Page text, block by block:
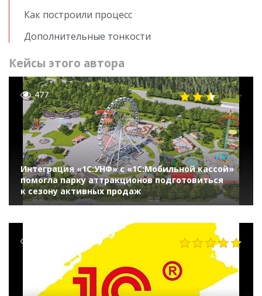
Как построили процесс
Дополнительные тонкости
Кейсы этого автора
477
Интеграция «1С:УНФ» с «1С:Мобильной кассой»
помогла парку аттракционов подготовиться
к сезону активных продаж